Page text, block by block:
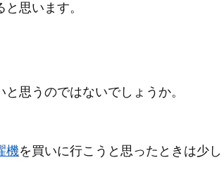
思います。
思うのではないでしょうか。
機を買いに行こうと思ったときは少し